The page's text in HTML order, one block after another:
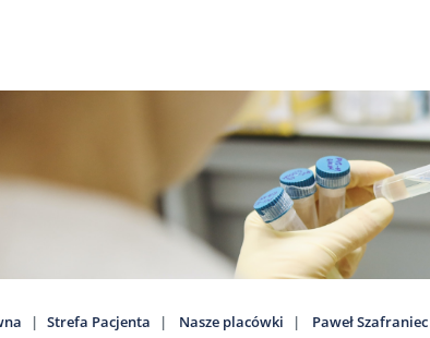
Strefa Pacjenta Nasze placówki Paweł Szafraniec